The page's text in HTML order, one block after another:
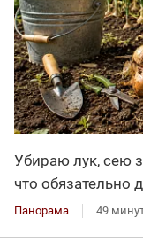
Убираю лук, сею
что обязательно
Панорама 49